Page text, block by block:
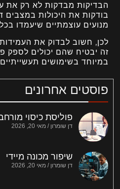
פוסטים אחרונים
פוליסת כיסוי
דן שומרון מאי 20, 2026
שיפור מכונה מיידי
דן שומרון מאי 20, 2026
הבדיקות מבדקות לא רק את
בודקות את היכולות במצבים
מנועים עוצמתיים שיעמדו
לכן, חשוב לבדוק את
זה יבטיח שהם יכולים לספק
במיוחד בשימושים תעשייתיים